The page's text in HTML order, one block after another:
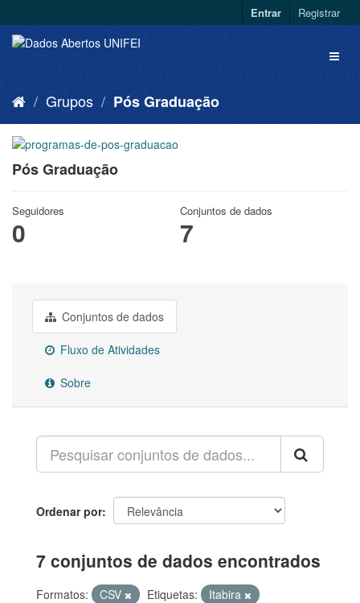
Entrar Registrar
Grupos Pós Graduação
Pós Graduação
Seguidores
0
Conjuntos de dados
7
Conjuntos de dados
Fluxo de Atividades
Sobre
Ordenar por
7 conjuntos de dados encontrados
Formatos: CSV Etiquetas:
Itabira